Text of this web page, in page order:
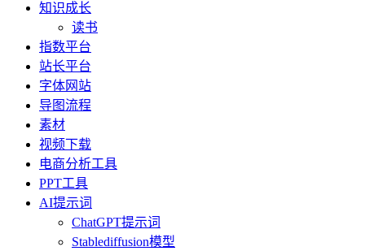
知识成长
读书
指数平台
站长平台
字体网站
导图流程
素材
视频下载
电商分析工具
PPT工具
AI提示词
ChatGPT提示词
Stablediffusion模型